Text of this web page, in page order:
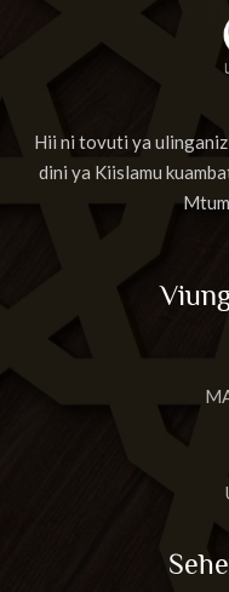
Hii ni tovuti ya
dini ya Kiislamu